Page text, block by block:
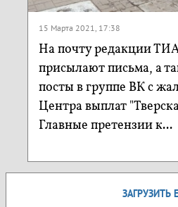
15 Марта 2021, 17:38
На почту редакции
присылают письма, а
посты в группе ВК с
Центра выплат
Главные претензии к...
ЗАГРУЗИТЬ